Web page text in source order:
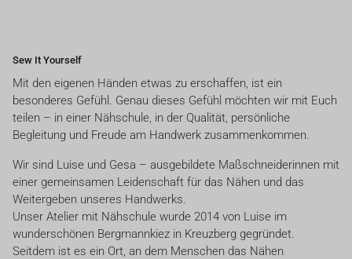
Sew It Yourself
Mit den eigenen Händen etwas zu erschaffen, ist ein
besonderes Gefühl. Genau dieses Gefühl möchten wir mit Euch
teilen – in einer Nähschule, in der Qualität, persönliche
Begleitung und Freude am Handwerk zusammenkommen.
Wir sind Luise und Gesa – ausgebildete Maßschneiderinnen mit
einer gemeinsamen Leidenschaft für das Nähen und das
Weitergeben unseres Handwerks.
Unser Atelier mit Nähschule wurde 2014 von Luise im
wunderschönen Bergmannkiez in Kreuzberg gegründet.
Seitdem ist es ein Ort, an dem Menschen das Nähen